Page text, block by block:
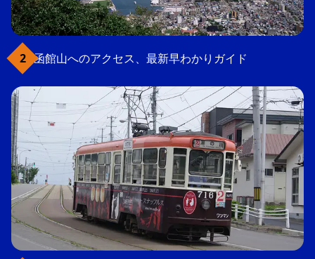
函館山へのアクセス、最新早わかりガイド